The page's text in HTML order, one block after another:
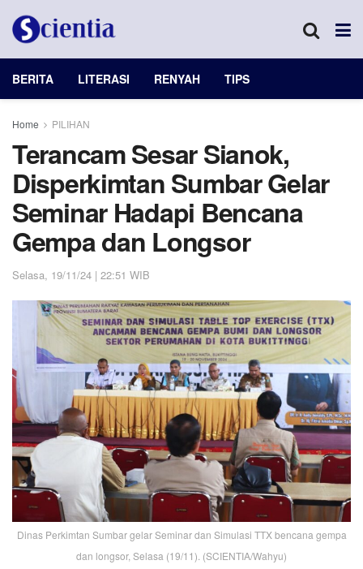
BERITA LITERASI RENYAH TIPS
Home PILIHAN
Terancam Sesar Sianok,
Disperkimtan Sumbar Gelar
Seminar Hadapi Bencana
Gempa dan Longsor
Selasa, 19/11/24 | 22:51 WIB
Dinas Perkimtan Sumbar gelar Seminar dan Simulasi TTX bencana gempa
dan longsor, Selasa (19/11). (SCIENTIA/Wahyu)